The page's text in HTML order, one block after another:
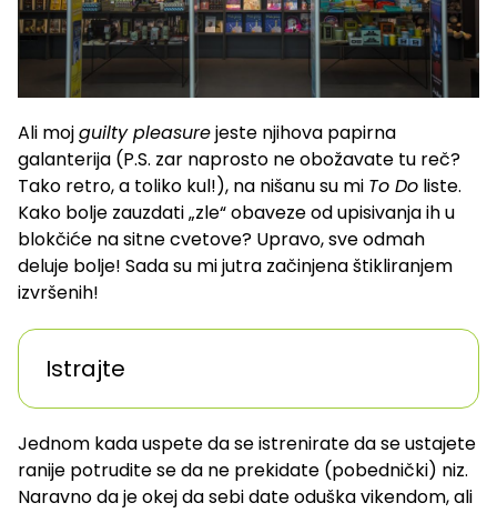
Ali mojguilty pleasurejeste njihova papirna
galanterija (P.S. zar naprosto ne obožavate tu reč?
Tako retro, a toliko kul!), na nišanu su mi To Do liste.
Kako bolje zauzdati „zle“ obaveze od upisivanja ih u
blokčiće na sitne cvetove? Upravo, sve odmah
deluje bolje! Sada su mi jutra začinjena štikliranjem
izvršenih!
Istrajte
Jednom kada uspete da se istrenirate da se ustajete
ranije potrudite se da ne prekidate (pobednički) niz.
Naravno da je okej da sebi date oduška vikendom, ali